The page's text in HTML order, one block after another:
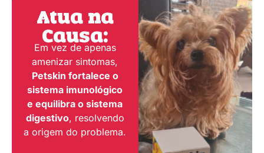
Atua na
Causa:
Em vez de apenas
amenizar sintomas,
Petskin fortalece o
sistema imunológico
e equilibra o sistema
digestivo, resolvendo
a origem do problema.